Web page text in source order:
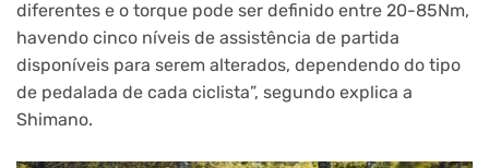
diferentes e o torque pode ser definido entre 20-85Nm,
havendo cinco níveis de assistência de partida
disponíveis para serem alterados, dependendo do tipo
de pedalada de cada ciclista”, segundo explica a
Shimano.